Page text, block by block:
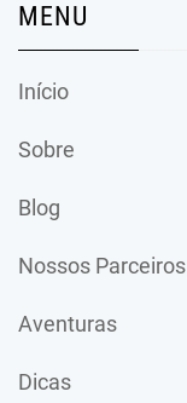
MENU
Início
Sobre
Blog
Nossos Parceiros
Aventuras
Dicas